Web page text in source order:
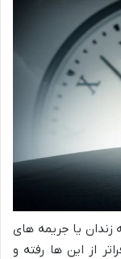
زندان یا جریمه های
از این ها رفته و